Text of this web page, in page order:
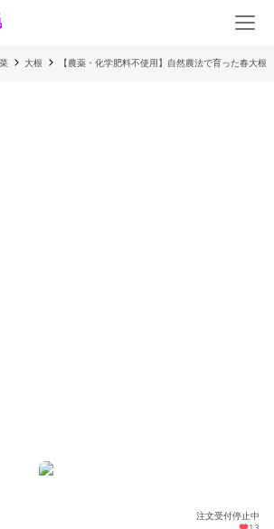
大根 【農薬・化学肥料不使用】自然農法で育った春大
注文受付停止中